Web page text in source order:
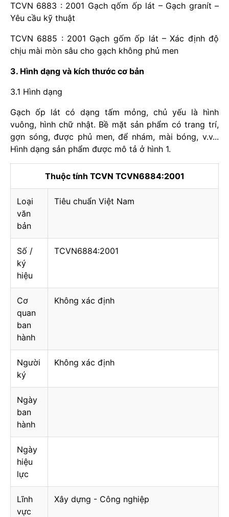
TCVN 6883 : 2001 Gạch qốm ốp lát – Gạch granít –
Yêu cầu kỹ thuật
TCVN 6885 : 2001 Gạch gốm ốp lát – Xác định độ
chịu mài mòn sâu cho gạch không phủ men
3. Hình dạng và kích thước cơ bản
3.1 Hình dạng
Gạch ốp lát có dạng tấm mỏng, chủ yếu là hình
vuông, hình chữ nhật. Bề mặt sản phẩm có trang trí,
gợn sóng, được phủ men, để nhám, mài bóng, v.v...
Hình dạng sản phẩm được mô tả ở hình 1.
Thuộc tính TCVN TCVN6884:2001
Loại
văn
bản
Tiêu chuẩn Việt Nam
Số /
ký
hiệu
TCVN6884:2001
Cơ
quan
ban
hành
Không xác định
Người
ký
Không xác định
Ngày
ban
hành
Ngày
hiệu
lực
Lĩnh
vực
Xây dựng - Công nghiệp